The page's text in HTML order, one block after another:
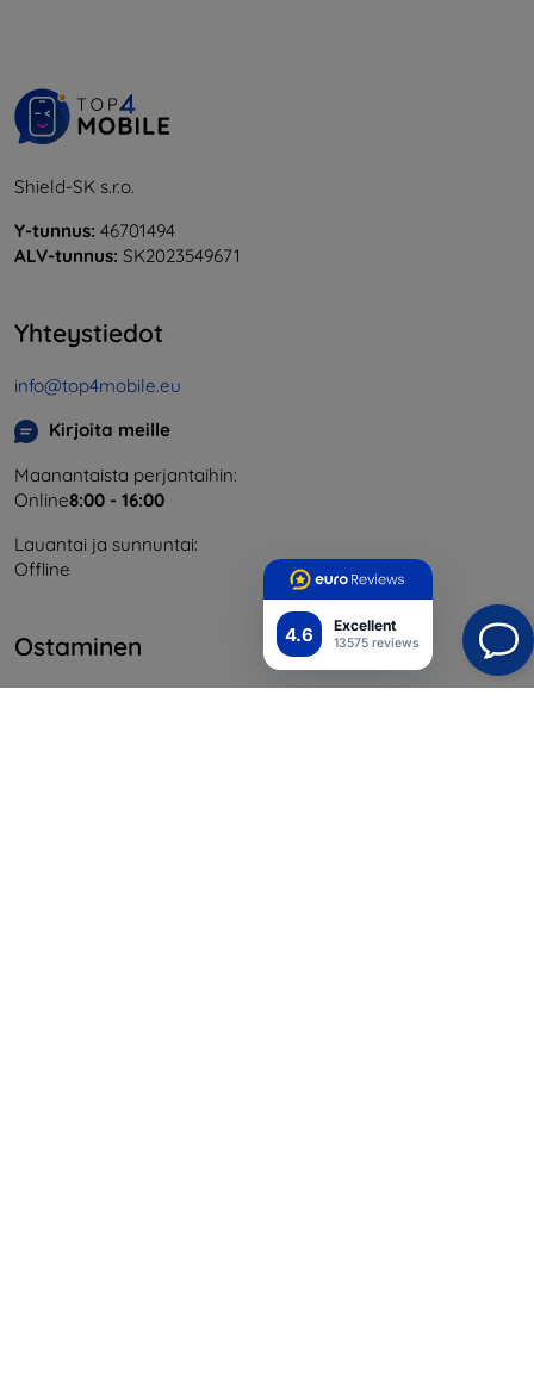
4.6 Excellent
13575 reviews
Shield-SK s.r.o.
Y-tunnus: 46701494
ALV-tunnus: SK2023549671
Yhteystiedot
info@top4mobile.eu
Kirjoita meille
Maanantaista perjantaihin:
Online8:00 - 16:00
Lauantai ja sunnuntai:
Offline
Ostaminen